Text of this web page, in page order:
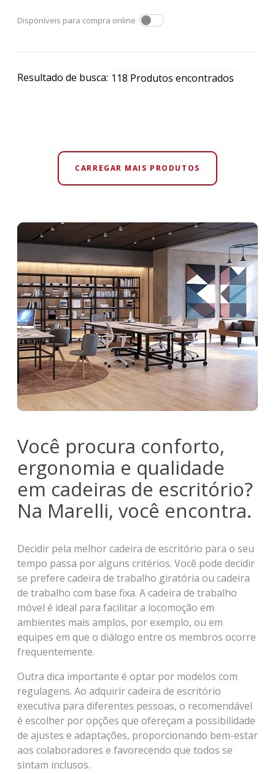
Disponíveis para compra online
Resultado de busca: 118 Produtos
Você procura conforto,
ergonomia e qualidade
em cadeiras de escritório?
Na Marelli, você encontra.
Decidir pela melhor cadeira de escritório para o seu
tempo passa por alguns critérios. Você pode decidir
se prefere cadeira de trabalho giratória ou cadeira
de trabalho com base fixa. A cadeira de trabalho
móvel é ideal para facilitar a locomoção em
ambientes mais amplos, por exemplo, ou em
equipes em que o diálogo entre os membros ocorre
frequentemente.
Outra dica importante é optar por modelos com
regulagens. Ao adquirir cadeira de escritório
executiva para diferentes pessoas, o recomendável
é escolher por opções que ofereçam a possibilidade
de ajustes e adaptações, proporcionando bem-estar
aos colaboradores e favorecendo que todos se
sintam inclusos.